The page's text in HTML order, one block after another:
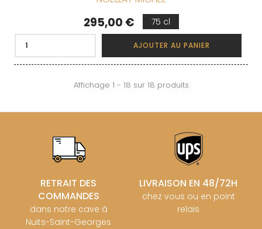
Prix
295,00 € 75 cl
AJOUTER AU PANIER
Affichage 1 - 18 sur 18 produits
RETRAIT DES
COMMANDES
dans notre cave à
Nuits-Saint-Georges
LIVRAISON EN 48/72H
chez vous ou en point
relais